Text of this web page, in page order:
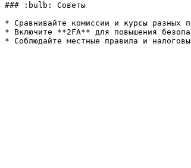
### :bulb: Советы
* Сравнивайте комиссии и курсы разных
* Включите **2FA** для повышения